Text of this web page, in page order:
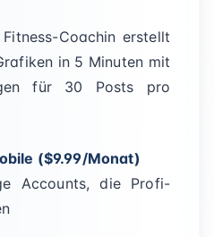
Fitness-Coachin erstellt
in 5 Minuten mit
für 30 Posts pro
($9.99/Monat)
Accounts, die Profi-